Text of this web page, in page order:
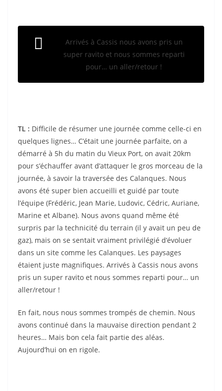
Arrivés à Cassis nous avons pris un
super ravito et nous sommes reparti
pour… un aller/retour !
TL : Difficile de résumer une journée comme celle-ci en
quelques lignes… C’était une journée parfaite, on a
démarré à 5h du matin du Vieux Port, on avait 20km
pour s’échauffer avant d’attaquer le gros morceau de la
journée, à savoir la traversée des Calanques. Nous
avons été super bien accueilli et guidé par toute
l’équipe (Frédéric, Jean Marie, Ludovic, Cédric, Auriane,
Marine et Albane). Nous avons quand même été
surpris par la technicité du terrain (il y avait un peu de
gaz), mais on se sentait vraiment privilégié d’évoluer
dans un site comme les Calanques. Les paysages
étaient juste magnifiques. Arrivés à Cassis nous avons
pris un super ravito et nous sommes reparti pour… un
aller/retour !
En fait, nous nous sommes trompés de chemin. Nous
avons continué dans la mauvaise direction pendant 2
heures… Mais bon cela fait partie des aléas.
Aujourd’hui on en rigole.